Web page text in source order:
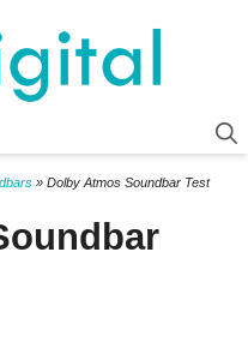
» Dolby Atmos Soundbar Test